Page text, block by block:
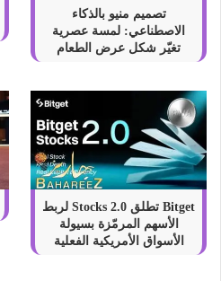
تصميم منيو بالذكاء
الاصطناعي: لمسة عصرية
تغيّر شكل عرض الطعام
Bitget تطلق Stocks 2.0 لربط
الأسهم المرمّزة بسيولة
الأسواق الأمريكية الفعلية